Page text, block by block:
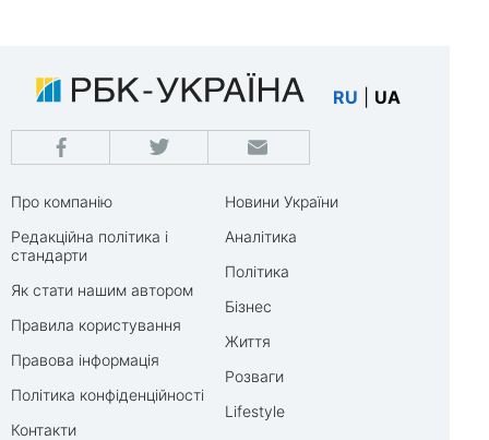
RU UA
Про компанію
Редакційна політика і
стандарти
Як стати нашим автором
Правила користування
Правова інформація
Політика конфіденційності
Контакти
Новини України
Аналітика
Політика
Бізнес
Життя
Розваги
Lifestyle